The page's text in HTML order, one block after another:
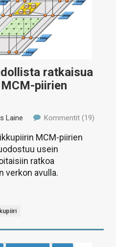
ratkaisua
piirien
Laine Kommentit (19)
MCM-piirien
usein
ratkoa
verkon avulla.